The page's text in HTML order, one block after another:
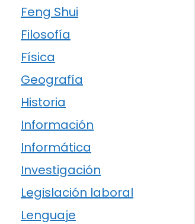
Feng Shui
Filosofía
Física
Geografía
Historia
Información
Informática
Investigación
Legislación laboral
Lenguaje